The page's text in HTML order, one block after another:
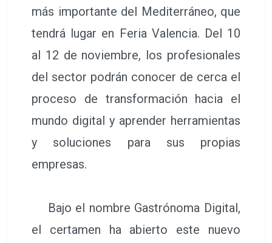
más importante del Mediterráneo, que
tendrá lugar en Feria Valencia. Del 10
al 12 de noviembre, los profesionales
del sector podrán conocer de cerca el
proceso de transformación hacia el
mundo digital y aprender herramientas
y soluciones para sus propias
empresas.
Bajo el nombre Gastrónoma Digital,
el certamen ha abierto este nuevo